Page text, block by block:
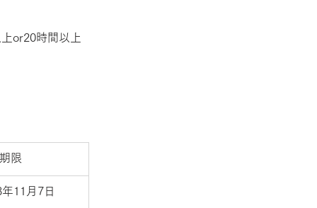
or20時間以上
限
11月7日